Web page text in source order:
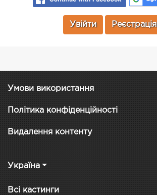
Увійти Реєстрація
Умови використання
Політика конфіденційності
Видалення контенту
Україна
Всі кастинги